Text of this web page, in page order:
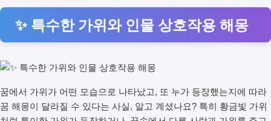
✨ 특수한 가위와 인물 상호작용 해몽
꿈에서 가위가 어떤 모습으로 나타났고, 또 누가 등장했는지에 따라
꿈 해몽이 달라질 수 있다는 사실, 알고 계셨나요? 특히 황금빛 가위